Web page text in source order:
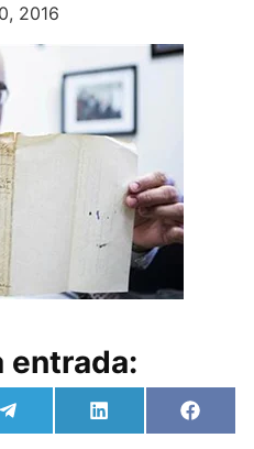
2016
entrada:
Compartir
en
e
Compartir
en
L
i
en
F
a